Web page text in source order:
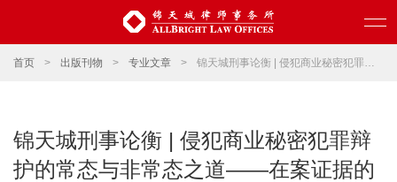
首页 > 出版刊物 > 专业文章 > 锦天城刑事论衡 | 侵犯商业秘密犯罪辩护的常态与非常态之道——在案证据的有效质证（下）
锦天城刑事论衡 | 侵犯商业秘密犯罪辩
护的常态与非常态之道——在案证据的